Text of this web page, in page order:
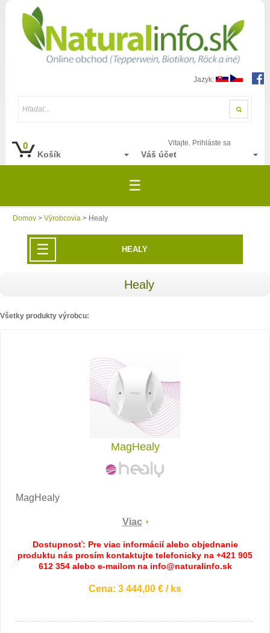
Jazyk:
Hľadať...
0
Košík
Vitajte. Prihláste sa
Váš účet
☰
Domov > Výrobcovia > Healy
☰ HEALY
Healy
Všetky produkty výrobcu:
MagHealy
MagHealy
Viac
Dostupnosť: Pre viac informácií alebo objednanie
produktu nás prosím kontaktujte telefonicky na +421 905
612 354 alebo e-mailom na info@naturalinfo.sk
Cena: 3 444,00 € / ks